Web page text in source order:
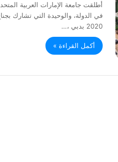
أطلقت جامعة الإمارات العربية
في الدولة، والوحيدة التي تشارك
2020 بدبي ،…
أكمل القراءة »